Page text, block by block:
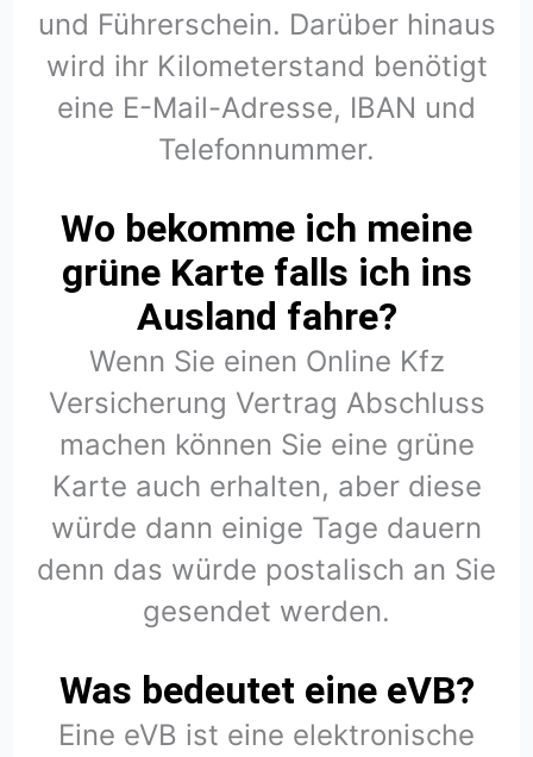
und Führerschein. Darüber hinaus
wird ihr Kilometerstand benötigt
eine E-Mail-Adresse, IBAN und
Telefonnummer.
Wo bekomme ich meine
grüne Karte falls ich ins
Ausland fahre?
Wenn Sie einen Online Kfz
Versicherung Vertrag Abschluss
machen können Sie eine grüne
Karte auch erhalten, aber diese
würde dann einige Tage dauern
denn das würde postalisch an Sie
gesendet werden.
Was bedeutet eine eVB?
Eine eVB ist eine elektronische